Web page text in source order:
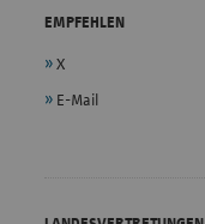
EMPFEHLEN
X
E-Mail